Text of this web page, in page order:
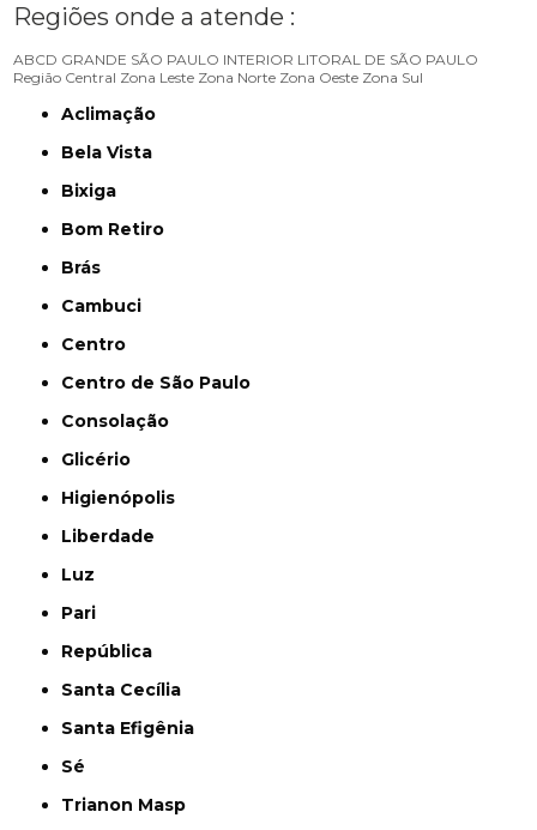
Regiões onde a atende :
ABCD GRANDE SÃO PAULO INTERIOR LITORAL DE SÃO PAULO
Região Central Zona Leste Zona Norte Zona Oeste Zona Sul
Aclimação
Bela Vista
Bixiga
Bom Retiro
Brás
Cambuci
Centro
Centro de São Paulo
Consolação
Glicério
Higienópolis
Liberdade
Luz
Pari
República
Santa Cecília
Santa Efigênia
Sé
Trianon Masp